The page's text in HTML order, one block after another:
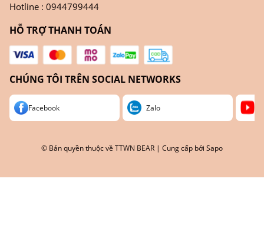
Hotline : 0944799444
HỖ TRỢ THANH TOÁN
CHÚNG TÔI TRÊN SOCIAL NETWORKS
Facebook Zalo
© Bản quyền thuộc về TTWN BEAR | Cung cấp bởi Sapo